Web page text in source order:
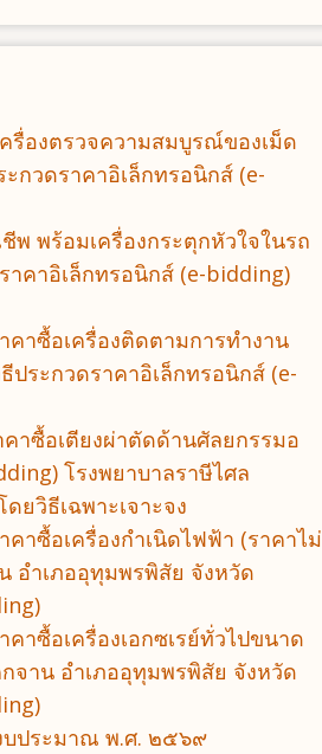
ครื่องตรวจความสมบูรณ์ของเม็ด
กวดราคาอิเล็กทรอนิกส์ (e-
พ พร้อมเครื่องกระตุกหัวใจในรถ
าคาอิเล็กทรอนิกส์ (e-bidding)
คาซื้อเครื่องติดตามการทำงาน
ระกวดราคาอิเล็กทรอนิกส์ (e-
คาซื้อเตียงผ่าตัดด้านศัลยกรรมอ
โรงพยาบาลราษีไศล
ยวิธีเฉพาะเจาะจง
คาซื้อเครื่องกำเนิดไฟฟ้า (ราคาไม่
อำเภออุทุมพรพิสัย จังหวัด
าซื้อเครื่องเอกซเรย์ทั่วไปขนาด
จาน อำเภออุทุมพรพิสัย จังหวัด
บประมาณ พ.ศ. ๒๕๖๙